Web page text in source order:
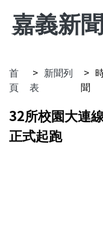
嘉義新
首
頁
新聞列
表
聞
32所校園大連
正式起跑